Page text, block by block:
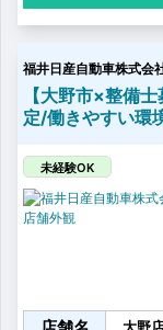
・お
アド
福井日産自動車株式会
【大野市×整備
定/働きやすい環
未経験OK